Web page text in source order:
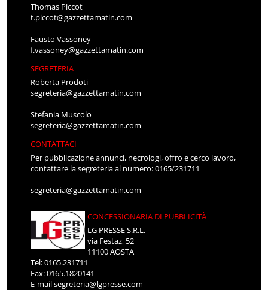
Thomas Piccot
t.piccot@gazzettamatin.com
Fausto Vassoney
f.vassoney@gazzettamatin.com
SEGRETERIA
Roberta Prodoti
segreteria@gazzettamatin.com
Stefania Muscolo
segreteria@gazzettamatin.com
CONTATTACI
Per pubblicazione annunci, necrologi, offro e cerco lavoro,
contattare la segreteria al numero: 0165/231711
segreteria@gazzettamatin.com
CONCESSIONARIA DI PUBBLICITÀ
LG PRESSE S.R.L.
via Festaz, 52
11100 AOSTA
Tel: 0165.231711
Fax: 0165.1820141
E-mailsegreteria@lgpresse.com